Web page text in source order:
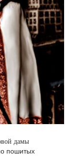
дамы
пошитых